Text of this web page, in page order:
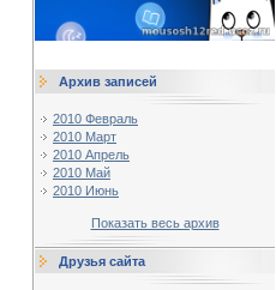
Архив записей
2010 Февраль
2010 Март
2010 Апрель
2010 Май
2010 Июнь
Показать весь архив
Друзья сайта